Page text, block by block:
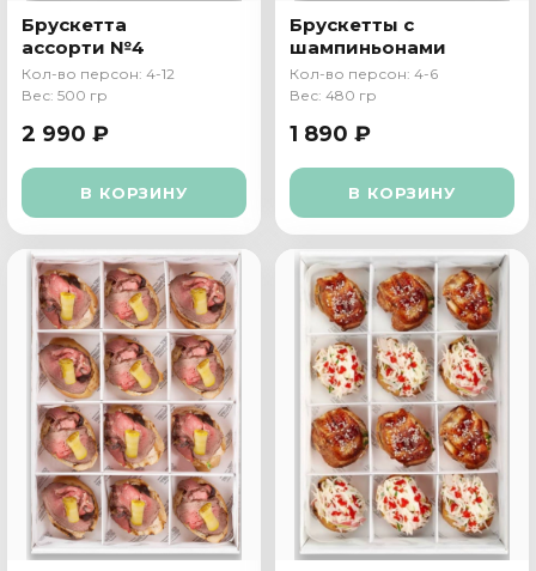
Брускетта
ассорти №4
Кол-во персон: 4-12
Вес: 500 гр
2 990 ₽
В КОРЗИНУ
Брускетты с
шампиньонами
Кол-во персон: 4-6
Вес: 480 гр
1 890 ₽
В КОРЗИНУ